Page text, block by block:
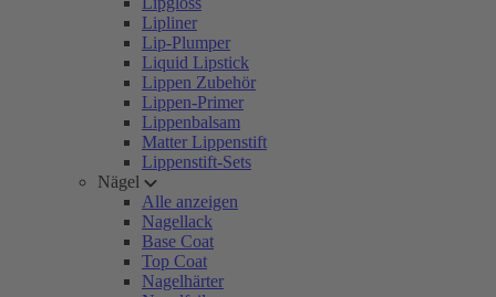
Lipliner
Lip-Plumper
Liquid Lipstick
Lippen Zubehör
Lippen-Primer
Lippenbalsam
Matter Lippenstift
Lippenstift-Sets
Nägel
Alle anzeigen
Nagellack
Base Coat
Top Coat
Nagelhärter